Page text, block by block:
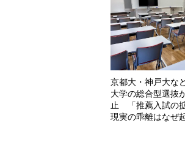
京都大・神戸大な
大学の総合型選抜
止 「推薦入試の
現実の乖離はなぜ